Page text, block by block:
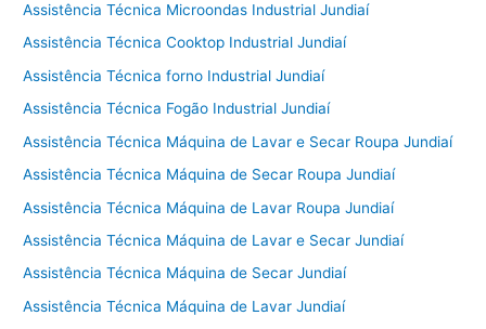
Assistência Técnica Microondas Industrial Jundiaí
Assistência Técnica Cooktop Industrial Jundiaí
Assistência Técnica forno Industrial Jundiaí
Assistência Técnica Fogão Industrial Jundiaí
Assistência Técnica Máquina de Lavar e Secar Roupa Jundiaí
Assistência Técnica Máquina de Secar Roupa Jundiaí
Assistência Técnica Máquina de Lavar Roupa Jundiaí
Assistência Técnica Máquina de Lavar e Secar Jundiaí
Assistência Técnica Máquina de Secar Jundiaí
Assistência Técnica Máquina de Lavar Jundiaí